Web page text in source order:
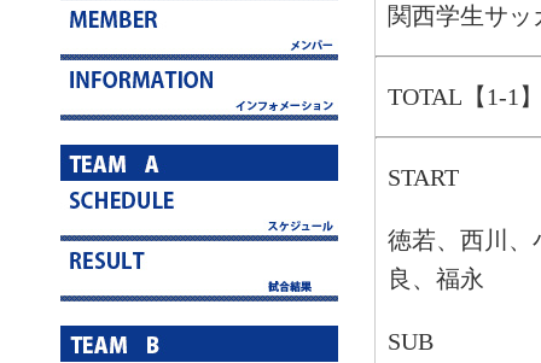
関西学生サ
TOTAL【1-1
START
徳若、西川、
良、福永
SUB